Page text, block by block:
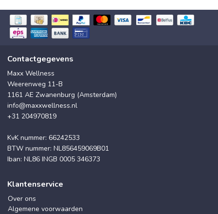
Contactgegevens
Maxx Wellness
Weerenweg 11-B
1161 AE Zwanenburg (Amsterdam)
info@maxxwellness.nl
+31 204970819
KvK nummer: 66242533
BTW nummer: NL856459069B01
Iban: NL86 INGB 0005 346373
Klantenservice
Over ons
Algemene voorwaarden